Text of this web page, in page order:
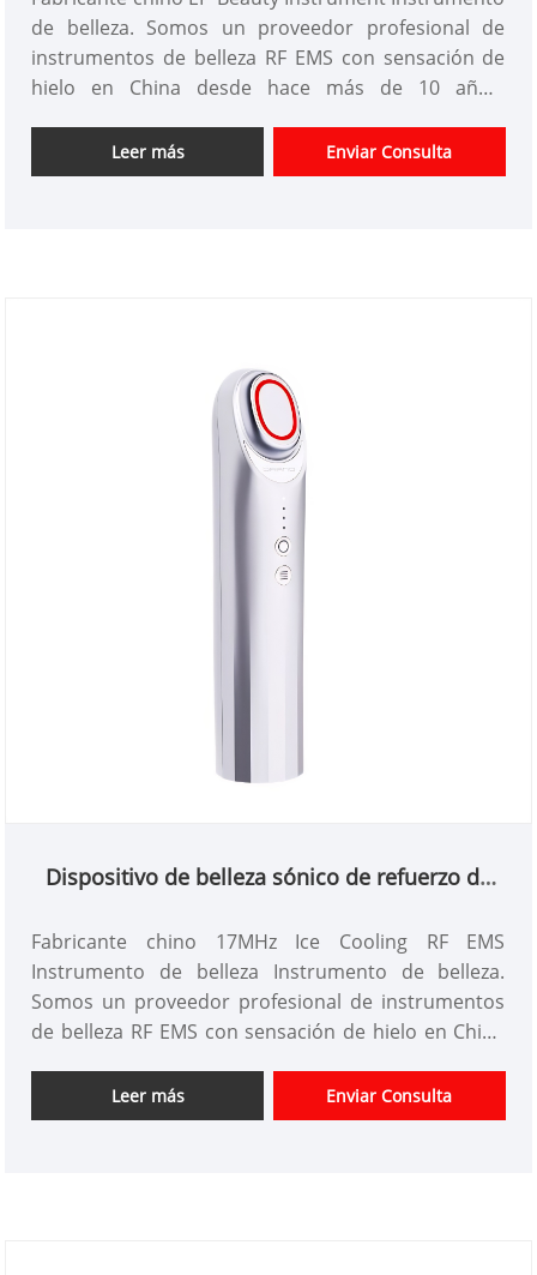
de belleza. Somos un proveedor profesional de
instrumentos de belleza RF EMS con sensación de
hielo en China desde hace más de 10 años.
personalizados, tenemos una buena ventaja de
precio y ofrecemos servicios de diseño. mercados.
Leer más Enviar Consulta
Dispositivo de belleza sónico de refuerzo de
Fabricante chino 17MHz Ice Cooling RF EMS
Instrumento de belleza Instrumento de belleza.
Somos un proveedor profesional de instrumentos
de belleza RF EMS con sensación de hielo en China
instrumentos de belleza personalizados, tenemos
una buena ventaja de precio y ofrecemos servicios
Leer más Enviar Consulta